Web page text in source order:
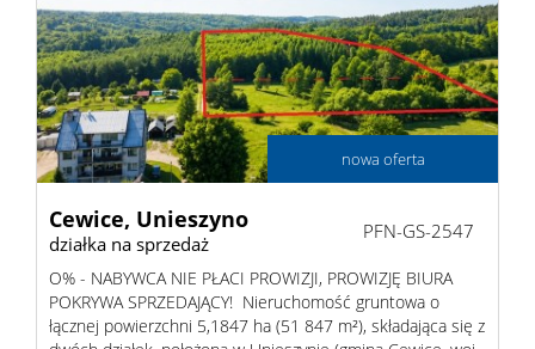
nowa oferta
Cewice, Unieszyno
działka na sprzedaż
PFN-GS-2547
O% - NABYWCA NIE PŁACI PROWIZJI, PROWIZJĘ BIURA
POKRYWA SPRZEDAJĄCY! Nieruchomość gruntowa o
łącznej powierzchni 5,1847 ha (51 847 m²), składająca się z